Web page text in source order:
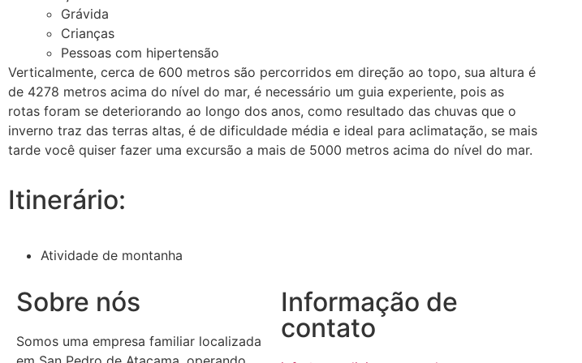
Grávida
Crianças
Pessoas com hipertensão
Verticalmente, cerca de 600 metros são percorridos em direção ao topo, sua altura é
de 4278 metros acima do nível do mar, é necessário um guia experiente, pois as
rotas foram se deteriorando ao longo dos anos, como resultado das chuvas que o
inverno traz das terras altas, é de dificuldade média e ideal para aclimatação, se mais
tarde você quiser fazer uma excursão a mais de 5000 metros acima do nível do mar.
Itinerário:
Atividade de montanha
Sobre nós
Somos uma empresa familiar localizada
Informação de
contato